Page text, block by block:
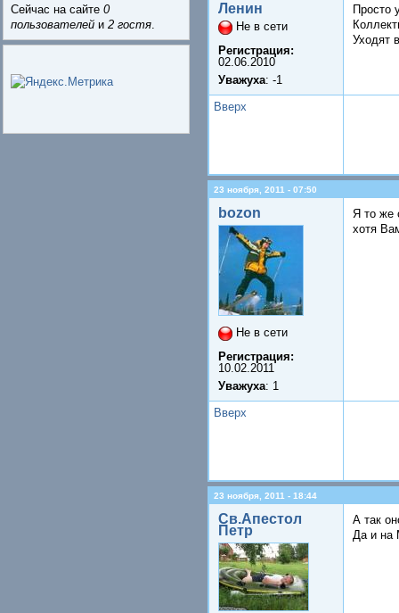
Сейчас на сайте 0
пользователей и 2 гостя.
Ленин
Не в сети
Регистрация:
02.06.2010
Уважуха: -1
Просто
Уходят
Вверх
23 ноября, 2011 - 07:50
bozon
Не в сети
Регистрация:
10.02.2011
Уважуха: 1
Я то же
хотя
Вверх
23 ноября, 2011 - 18:44
Св.Апестол
Петр
А так
Да и на